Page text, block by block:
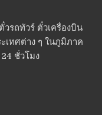
วรถทัวร์ ตั๋วเครื่องบิน
เทศต่าง ๆ ในภูมิภาค
ชั่วโมง